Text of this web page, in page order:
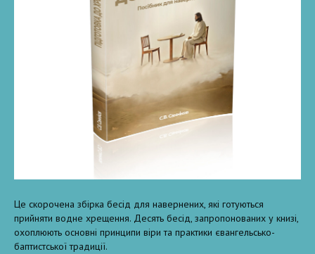
Це скорочена збірка бесід для навернених, які готуються
прийняти водне хрещення. Десять бесід, запропонованих у книзі,
охоплюють основні принципи віри та практики євангельсько-
баптистської традиції.